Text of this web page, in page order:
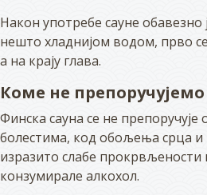
Након употребе сауне
нешто хладнијом водом, прво
а на крају глава.
Коме не препоручујемо
Финска сауна се не препоручује
болестима, код обољења срца и
изразито слабе прокрвљености
конзумирале алкохол.